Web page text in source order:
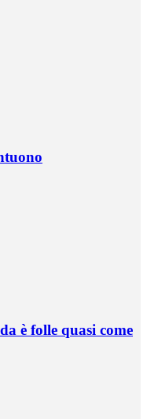
è folle quasi come